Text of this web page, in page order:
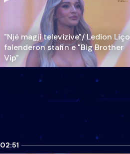
"Një magji televizive"/ Ledion Liço
falenderon stafin e "Big Brother
Vip"
02:51